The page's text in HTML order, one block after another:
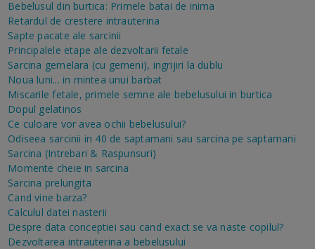
Bebelusul din burtica: Primele batai de inima
Retardul de crestere intrauterina
Sapte pacate ale sarcinii
Principalele etape ale dezvoltarii fetale
Sarcina gemelara (cu gemeni), ingrijiri la dublu
Noua luni... in mintea unui barbat
Miscarile fetale, primele semne ale bebelusului in burtica
Dopul gelatinos
Ce culoare vor avea ochii bebelusului?
Odiseea sarcinii in 40 de saptamani sau sarcina pe saptamani
Sarcina (Intrebari & Raspunsuri)
Momente cheie in sarcina
Sarcina prelungita
Cand vine barza?
Calculul datei nasterii
Despre data conceptiei sau cand exact se va naste copilul?
Dezvoltarea intrauterina a bebelusului